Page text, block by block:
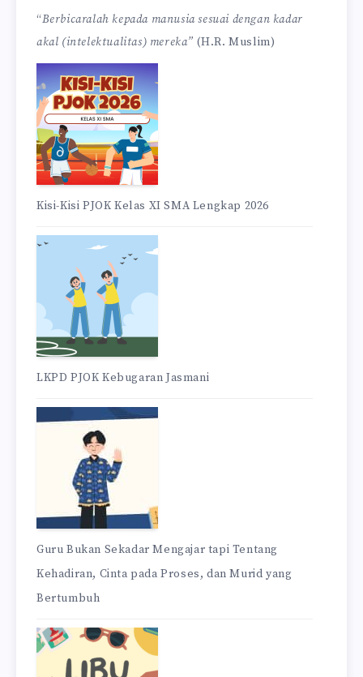
“Berbicaralah kepada manusia sesuai dengan kadar
akal (intelektualitas) mereka” (H.R. Muslim)
Kisi-Kisi PJOK Kelas XI SMA Lengkap 2026
LKPD PJOK Kebugaran Jasmani
Guru Bukan Sekadar Mengajar tapi Tentang
Kehadiran, Cinta pada Proses, dan Murid yang
Bertumbuh